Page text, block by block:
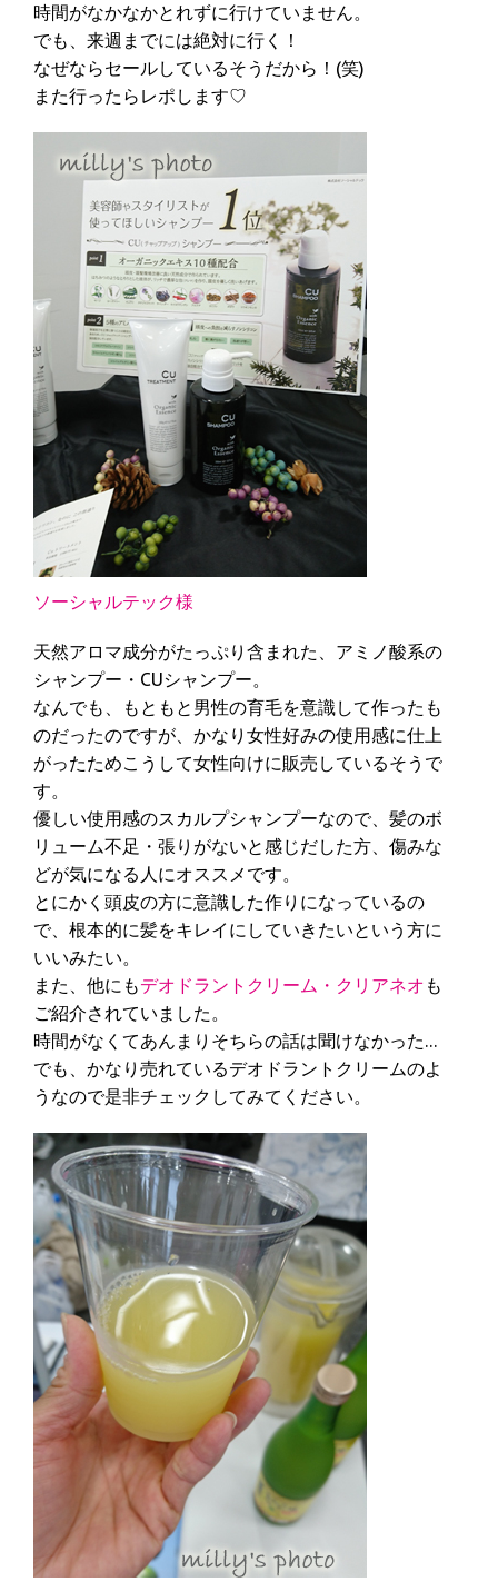
時間がなかなかとれずに行けていません。
でも、来週までには絶対に行く！
なぜならセールしているそうだから！(笑)
また行ったらレポします♡
ソーシャルテック様
天然アロマ成分がたっぷり含まれた、アミノ酸系の
シャンプー・CUシャンプー。
なんでも、もともと男性の育毛を意識して作ったも
のだったのですが、かなり女性好みの使用感に仕上
がったためこうして女性向けに販売しているそうで
す。
優しい使用感のスカルプシャンプーなので、髪のボ
リューム不足・張りがないと感じだした方、傷みな
どが気になる人にオススメです。
とにかく頭皮の方に意識した作りになっているの
で、根本的に髪をキレイにしていきたいという方に
いいみたい。
また、他にもデオドラントクリーム・クリアネオ も
ご紹介されていました。
時間がなくてあんまりそちらの話は聞けなかった…
でも、かなり売れているデオドラントクリームのよ
うなので是非チェックしてみてください。